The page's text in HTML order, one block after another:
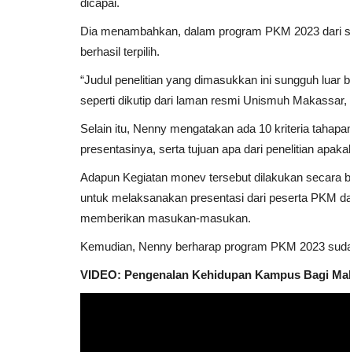
Dia menambahkan, dalam program PKM 2023 dari
berhasil terpilih.
“Judul penelitian yang dimasukkan ini sungguh
seperti dikutip dari laman resmi Unismuh Makassar,
Selain itu, Nenny mengatakan ada 10 kriteria
presentasinya, serta tujuan apa dari penelitian
Adapun Kegiatan monev tersebut dilakukan secara
untuk melaksanakan presentasi dari peserta PKM
memberikan masukan-masukan.
Kemudian, Nenny berharap program PKM 2023
VIDEO: Pengenalan Kehidupan Kampus Bagi